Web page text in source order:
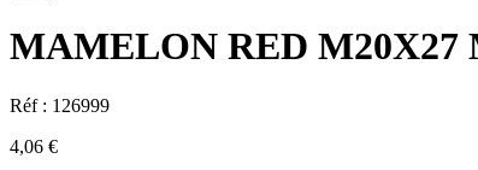
MAMELON RED M20X27
Réf : 126999
4,06 €